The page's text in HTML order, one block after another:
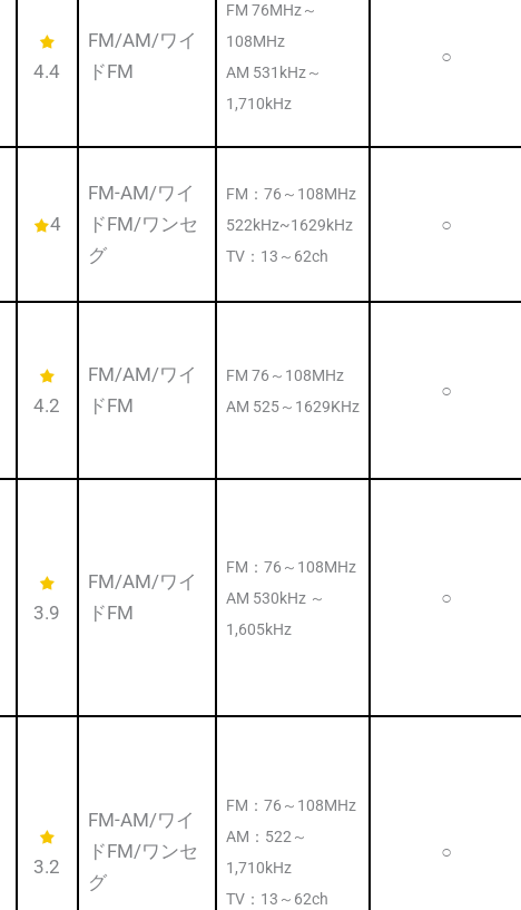
4.4
FM/AM/ワイ
ドFM
FM 76MHz～
108MHz
AM 531kHz～
1,710kHz
○
4
FM-AM/ワイ
ドFM/ワンセ
グ
FM：76～108MHz
522kHz~1629kHz
TV：13～62ch
○
4.2
FM/AM/ワイ
ドFM
FM 76～108MHz
AM 525～1629KHz
○
3.9
FM/AM/ワイ
ドFM
FM：76～108MHz
AM 530kHz ～
1,605kHz
○
3.2
FM-AM/ワイ
ドFM/ワンセ
グ
FM：76～108MHz
AM：522～
1,710kHz
TV：13～62ch
○